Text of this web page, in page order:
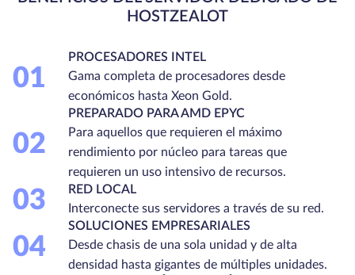
HOSTZEALOT
01
PROCESADORES INTEL
Gama completa de procesadores desde
económicos hasta Xeon Gold.
02
PREPARADO PARA AMD EPYC
Para aquellos que requieren el máximo
rendimiento por núcleo para tareas que
requieren un uso intensivo de recursos.
03
RED LOCAL
Interconecte sus servidores a través de su red.
04
SOLUCIONES EMPRESARIALES
Desde chasis de una sola unidad y de alta
densidad hasta gigantes de múltiples unidades.